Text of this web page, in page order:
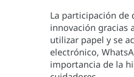
La participación de
innovación gracias
utilizar papel y se
electrónico,
importancia de la